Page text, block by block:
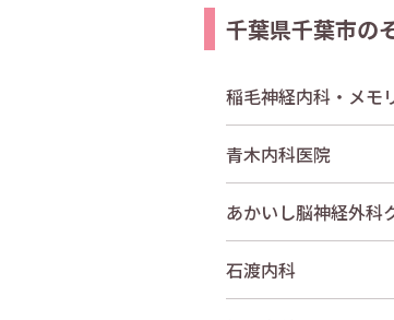
千葉県千葉市の
稲毛神経内科・メモ
青木内科医院
あかいし脳神経外科
石渡内科